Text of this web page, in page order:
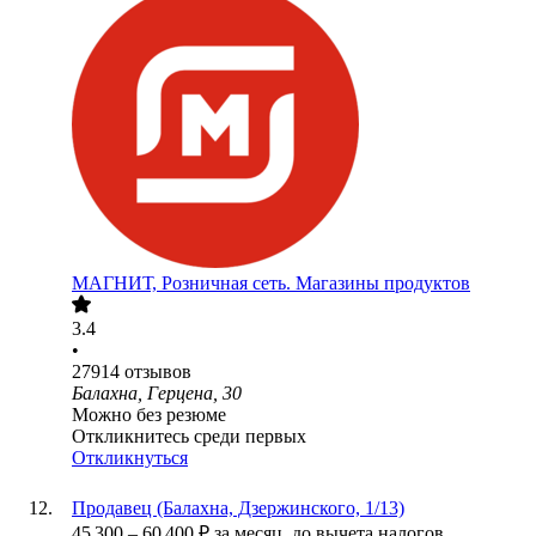
МАГНИТ, Розничная сеть. Магазины продуктов
3.4
•
27914 отзывов
Балахна, Герцена, 30
Можно без резюме
Откликнитесь среди первых
Откликнуться
Продавец (Балахна, Дзержинского, 1/13)